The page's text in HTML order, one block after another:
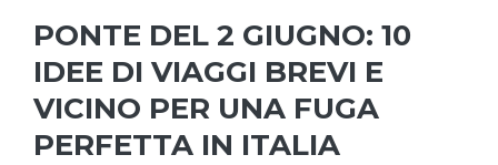
PONTE DEL 2 GIUGNO: 10
IDEE DI VIAGGI BREVI E
VICINO PER UNA FUGA
PERFETTA IN ITALIA